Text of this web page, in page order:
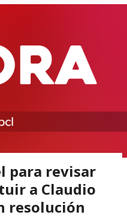
para revisar
a Claudio
resolución